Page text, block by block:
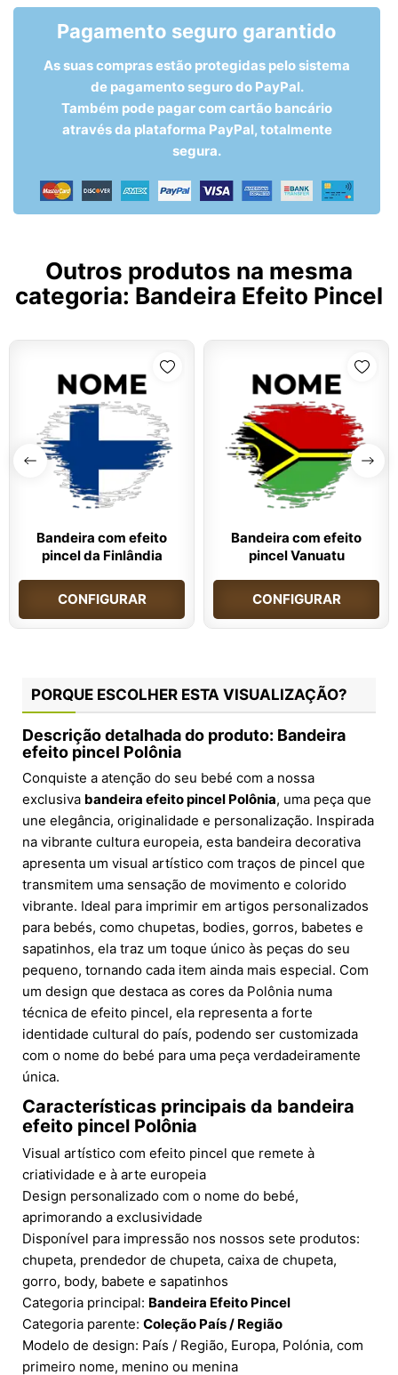
Pagamento seguro garantido
As suas compras estão protegidas pelo sistema
de pagamento seguro do PayPal.
Também pode pagar com cartão bancário
através da plataforma PayPal, totalmente
segura.
Outros produtos na mesma
categoria: Bandeira Efeito Pincel
Bandeira com efeito
pincel da Finlândia
CONFIGURAR
Bandeira com efeito
pincel Vanuatu
CONFIGURAR
PORQUE ESCOLHER ESTA VISUALIZAÇÃO?
Descrição detalhada do produto: Bandeira
efeito pincel Polônia
Conquiste a atenção do seu bebé com a nossa
exclusiva bandeira efeito pincel Polônia, uma peça que
une elegância, originalidade e personalização. Inspirada
na vibrante cultura europeia, esta bandeira decorativa
apresenta um visual artístico com traços de pincel que
transmitem uma sensação de movimento e colorido
vibrante. Ideal para imprimir em artigos personalizados
para bebés, como chupetas, bodies, gorros, babetes e
sapatinhos, ela traz um toque único às peças do seu
pequeno, tornando cada item ainda mais especial. Com
um design que destaca as cores da Polônia numa
técnica de efeito pincel, ela representa a forte
identidade cultural do país, podendo ser customizada
com o nome do bebé para uma peça verdadeiramente
única.
Características principais da bandeira
efeito pincel Polônia
Visual artístico com efeito pincel que remete à
criatividade e à arte europeia
Design personalizado com o nome do bebé,
aprimorando a exclusividade
Disponível para impressão nos nossos sete produtos:
chupeta, prendedor de chupeta, caixa de chupeta,
gorro, body, babete e sapatinhos
Categoria principal: Bandeira Efeito Pincel
Categoria parente: Coleção País / Região
Modelo de design: País / Região, Europa, Polónia, com
primeiro nome, menino ou menina